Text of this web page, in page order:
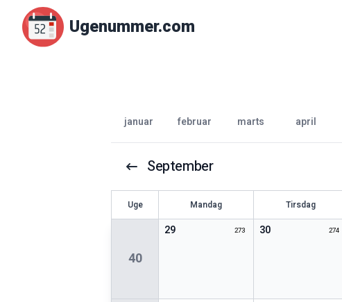
Ugenummer.com
januar februar marts april
September
Uge Mandag Tirsdag
40
29 273 30 274